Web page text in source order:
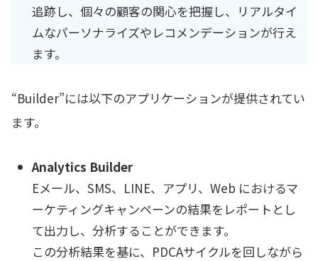
追跡し、個々の顧客の関心を把握し、リアルタイ
ムなパーソナライズやレコメンデーションが行え
ます。
“Builder”には以下のアプリケーションが提供されてい
ます。
Analytics Builder
Eメール、SMS、LINE、アプリ、Web におけるマ
ーケティングキャンペーンの結果をレポートとし
て出力し、分析することができます。
この分析結果を基に、PDCAサイクルを回しながら